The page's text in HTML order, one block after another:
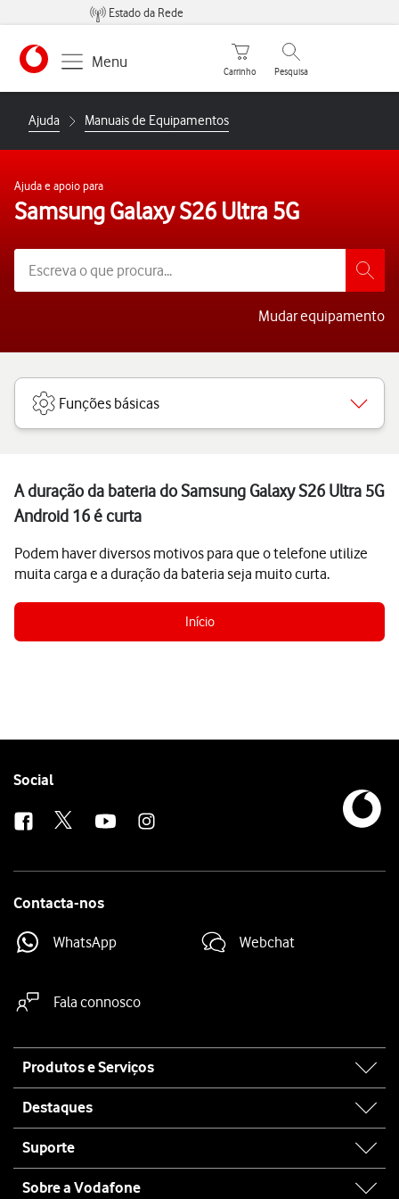
Estado da Rede
https://www.vodafone.pt
Menu
Carrinho de compras
Carrinho
Pesquisar
Pesquisa
Ajuda Manuais de Equipamentos
Ajuda e apoio para
Samsung Galaxy S26 Ultra 5G
Mudar equipamento
Funções básicas
A duração da bateria do Samsung Galaxy S26 Ultra 5G
Android 16 é curta
Podem haver diversos motivos para que o telefone utilize
muita carga e a duração da bateria seja muito curta.
Início
Follow
Social
Contacta-nos
WhatsApp Webchat
Fala connosco
map
Produtos e Serviços
Destaques
Suporte
Sobre a Vodafone